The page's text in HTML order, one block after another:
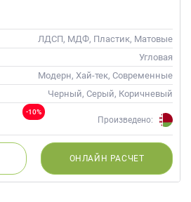
ЛДСП, МДФ, Пластик, Матовые
Угловая
Модерн, Хай-тек, Современные
Черный, Серый, Коричневый
-10%
Произведено:
ОНЛАЙН РАСЧЕТ